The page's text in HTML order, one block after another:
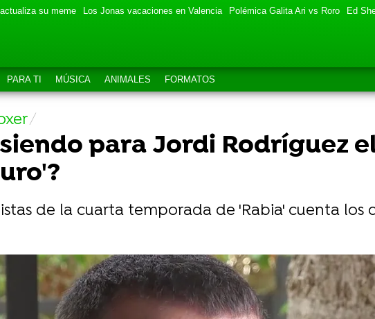
su meme Los Jonas vacaciones en Valencia Polémica Galita Ari vs Roro Ed
PARA TI MÚSICA ANIMALES FORMATOS
para Jordi Rodríguez
de la cuarta temporada de 'Rabia' cuenta los